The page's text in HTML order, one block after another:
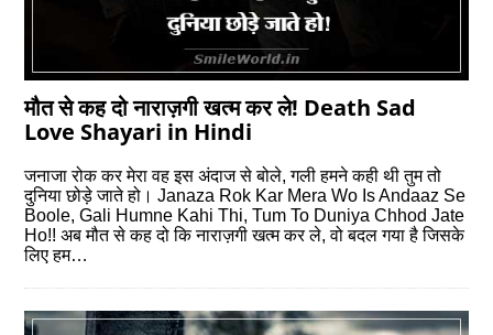
मौत से कह दो नाराज़गी खत्म कर ले! Death Sad
Love Shayari in Hindi
जनाजा रोक कर मेरा वह इस अंदाज से बोले, गली हमने कही थी तुम तो
दुनिया छोड़े जाते हो। Janaza Rok Kar Mera Wo Is Andaaz Se
Boole, Gali Humne Kahi Thi, Tum To Duniya Chhod Jate
Ho!! अब मौत से कह दो कि नाराज़गी खत्म कर ले, वो बदल गया है जिसके
लिए हम…